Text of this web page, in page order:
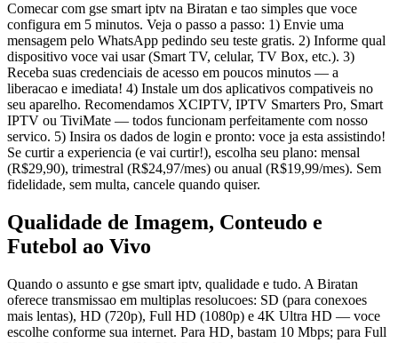
Comecar com gse smart iptv na Biratan e tao simples que voce
configura em 5 minutos. Veja o passo a passo: 1) Envie uma
mensagem pelo WhatsApp pedindo seu teste gratis. 2) Informe qual
dispositivo voce vai usar (Smart TV, celular, TV Box, etc.). 3)
Receba suas credenciais de acesso em poucos minutos — a
liberacao e imediata! 4) Instale um dos aplicativos compativeis no
seu aparelho. Recomendamos XCIPTV, IPTV Smarters Pro, Smart
IPTV ou TiviMate — todos funcionam perfeitamente com nosso
servico. 5) Insira os dados de login e pronto: voce ja esta assistindo!
Se curtir a experiencia (e vai curtir!), escolha seu plano: mensal
(R$29,90), trimestral (R$24,97/mes) ou anual (R$19,99/mes). Sem
fidelidade, sem multa, cancele quando quiser.
Qualidade de Imagem, Conteudo e
Futebol ao Vivo
Quando o assunto e gse smart iptv, qualidade e tudo. A Biratan
oferece transmissao em multiplas resolucoes: SD (para conexoes
mais lentas), HD (720p), Full HD (1080p) e 4K Ultra HD — voce
escolhe conforme sua internet. Para HD, bastam 10 Mbps; para Full